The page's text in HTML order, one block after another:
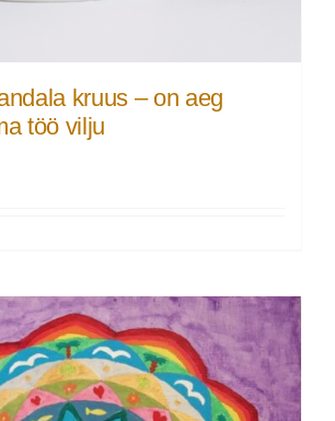
kruus – on aeg
töö vilju